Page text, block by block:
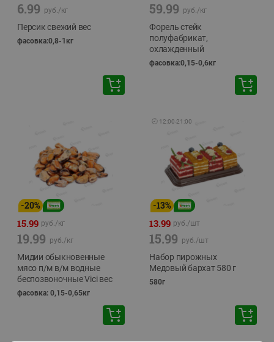
6.99 руб./кг
Персик свежий вес
фасовка:0,8-1кг
59.99 руб./кг
Форель стейк
полуфабрикат,
охлажденный
фасовка:0,15-0,6кг
-20%
15.99 руб./кг
19.99 руб./кг
Мидии обыкновенные
мясо п/м в/м водные
беспозвоночные Vici вес
фасовка: 0,15-0,65кг
🕘 12:00-21:00
-13%
13.99 руб./шт
15.99 руб./шт
Набор пирожных
Медовый бархат 580 г
580г